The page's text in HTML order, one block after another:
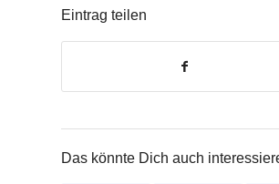
Eintrag teilen
Das könnte Dich auch